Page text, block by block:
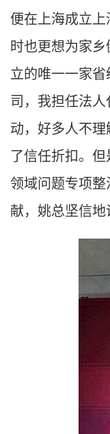
便在上海成立
时也更想为家
立的唯一一家
司，我担任法
动，好多人不
了信任折扣。
领域问题专项
献，姚总坚信地